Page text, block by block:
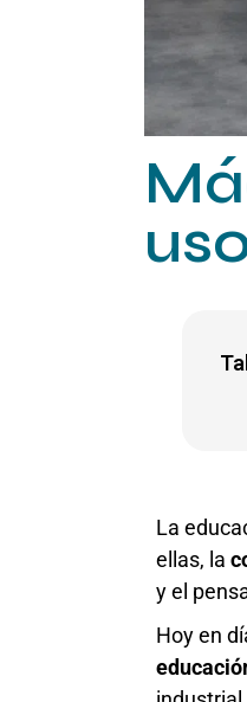
La
ellas, la
y el
Hoy en